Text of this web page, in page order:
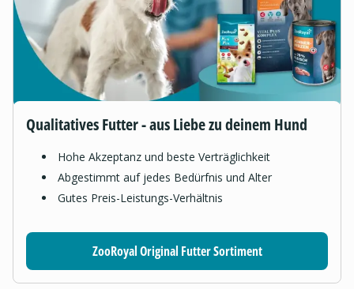
Qualitatives Futter - aus Liebe zu deinem Hund
Hohe Akzeptanz und beste Verträglichkeit
Abgestimmt auf jedes Bedürfnis und Alter
Gutes Preis-Leistungs-Verhältnis
ZooRoyal Original Futter Sortiment